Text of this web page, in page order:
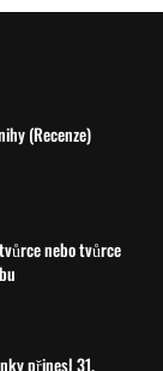
(Recenze)
nebo tvůrce
přinesl 31.